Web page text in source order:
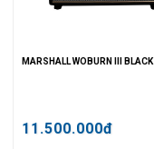
MARSHALL WOBURN III BLACK
11.500.000đ